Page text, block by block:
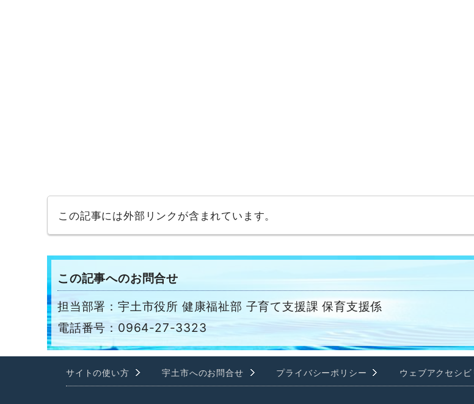
この記事には外部リンクが含まれています。
この記事へのお問合せ
担当部署：宇土市役所 健康福祉部 子育て支援課 保育支援係
電話番号：0964-27-3323
サイトの使い方 宇土市へのお問合せ プライバシーポリシー ウェブアクセシビ